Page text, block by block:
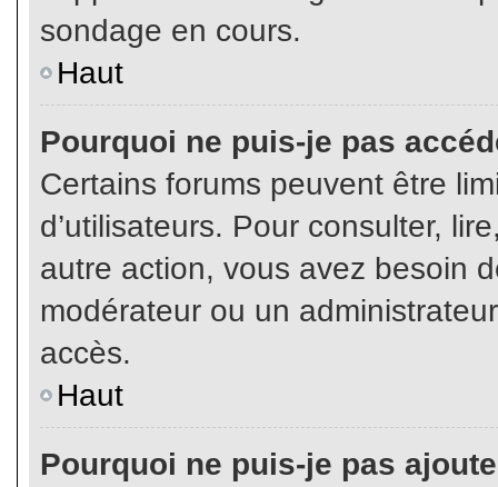
sondage en cours.
Haut
Pourquoi ne puis-je pas
Certains forums peuvent être
d’utilisateurs. Pour consulter,
autre action, vous avez besoin
modérateur ou un
accès.
Haut
Pourquoi ne puis-je pas